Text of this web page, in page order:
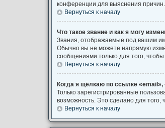
конференции для выяснения причин.
Вернуться к началу
Что такое звание и как я могу
Звания, отображаемые под вашим
Обычно вы не можете напрямую
сообщениями только для того,
Вернуться к началу
Когда я щёлкаю по ссылке
Только зарегистрированные
возможность. Это сделано для
Вернуться к началу